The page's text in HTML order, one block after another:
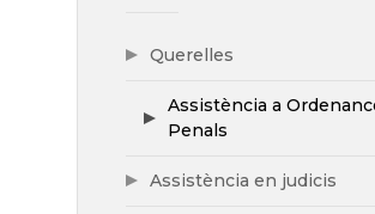
Querelles
Assistència a
Penals
Assistència en judicis